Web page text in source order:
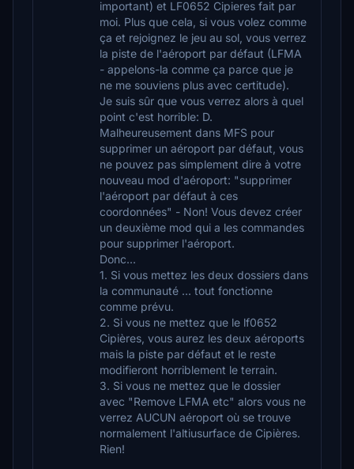
important) et LF0652 Cipieres fait par
moi. Plus que cela, si vous volez comme
ça et rejoignez le jeu au sol, vous verrez
la piste de l'aéroport par défaut (LFMA
- appelons-la comme ça parce que je
ne me souviens plus avec certitude).
Je suis sûr que vous verrez alors à quel
point c'est horrible: D.
Malheureusement dans MFS pour
supprimer un aéroport par défaut, vous
ne pouvez pas simplement dire à votre
nouveau mod d'aéroport: "supprimer
l'aéroport par défaut à ces
coordonnées" - Non! Vous devez créer
un deuxième mod qui a les commandes
pour supprimer l'aéroport.
Donc...
1. Si vous mettez les deux dossiers dans
la communauté ... tout fonctionne
comme prévu.
2. Si vous ne mettez que le lf0652
Cipières, vous aurez les deux aéroports
mais la piste par défaut et le reste
modifieront horriblement le terrain.
3. Si vous ne mettez que le dossier
avec "Remove LFMA etc" alors vous ne
verrez AUCUN aéroport où se trouve
normalement l'altiusurface de Cipières.
Rien!